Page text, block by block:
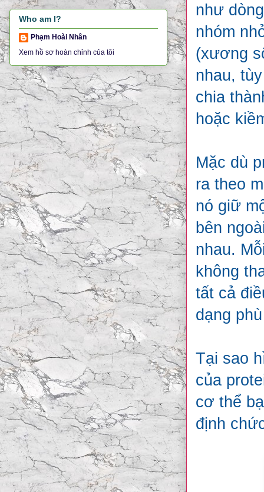
như
nhóm
(xương
nhau,
chia
hoặc
Mặc dù
ra theo
nó giữ
bên
nhau.
không
tất cả
dạng
Tại sao
của
cơ thể
định
Who am I?
Phạm Hoài Nhân
Xem hồ sơ hoàn chỉnh của tôi